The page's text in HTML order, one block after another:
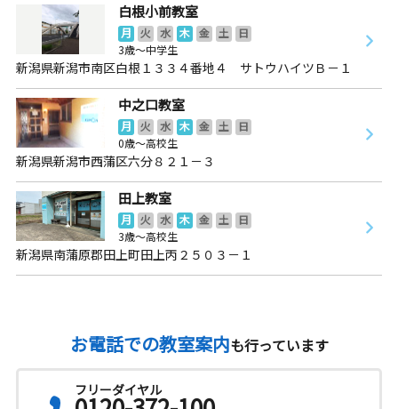
白根小前教室
月 火 水 木 金 土
日
3歳～中学生
新潟県新潟市南区白根１３３４番地４ サトウハイツＢ－１
中之口教室
月 火 水 木 金 土
日
0歳～高校生
新潟県新潟市西蒲区六分８２１－３
田上教室
月 火 水 木 金 土
日
3歳～高校生
新潟県南蒲原郡田上町田上丙２５０３－１
お電話での教室案内も行っています
フリーダイヤル